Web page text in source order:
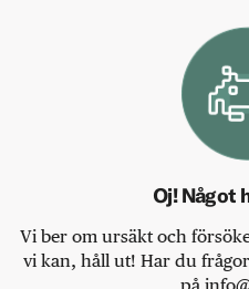
Oj! Något
Vi ber om ursäkt och
vi kan, håll ut! Har du